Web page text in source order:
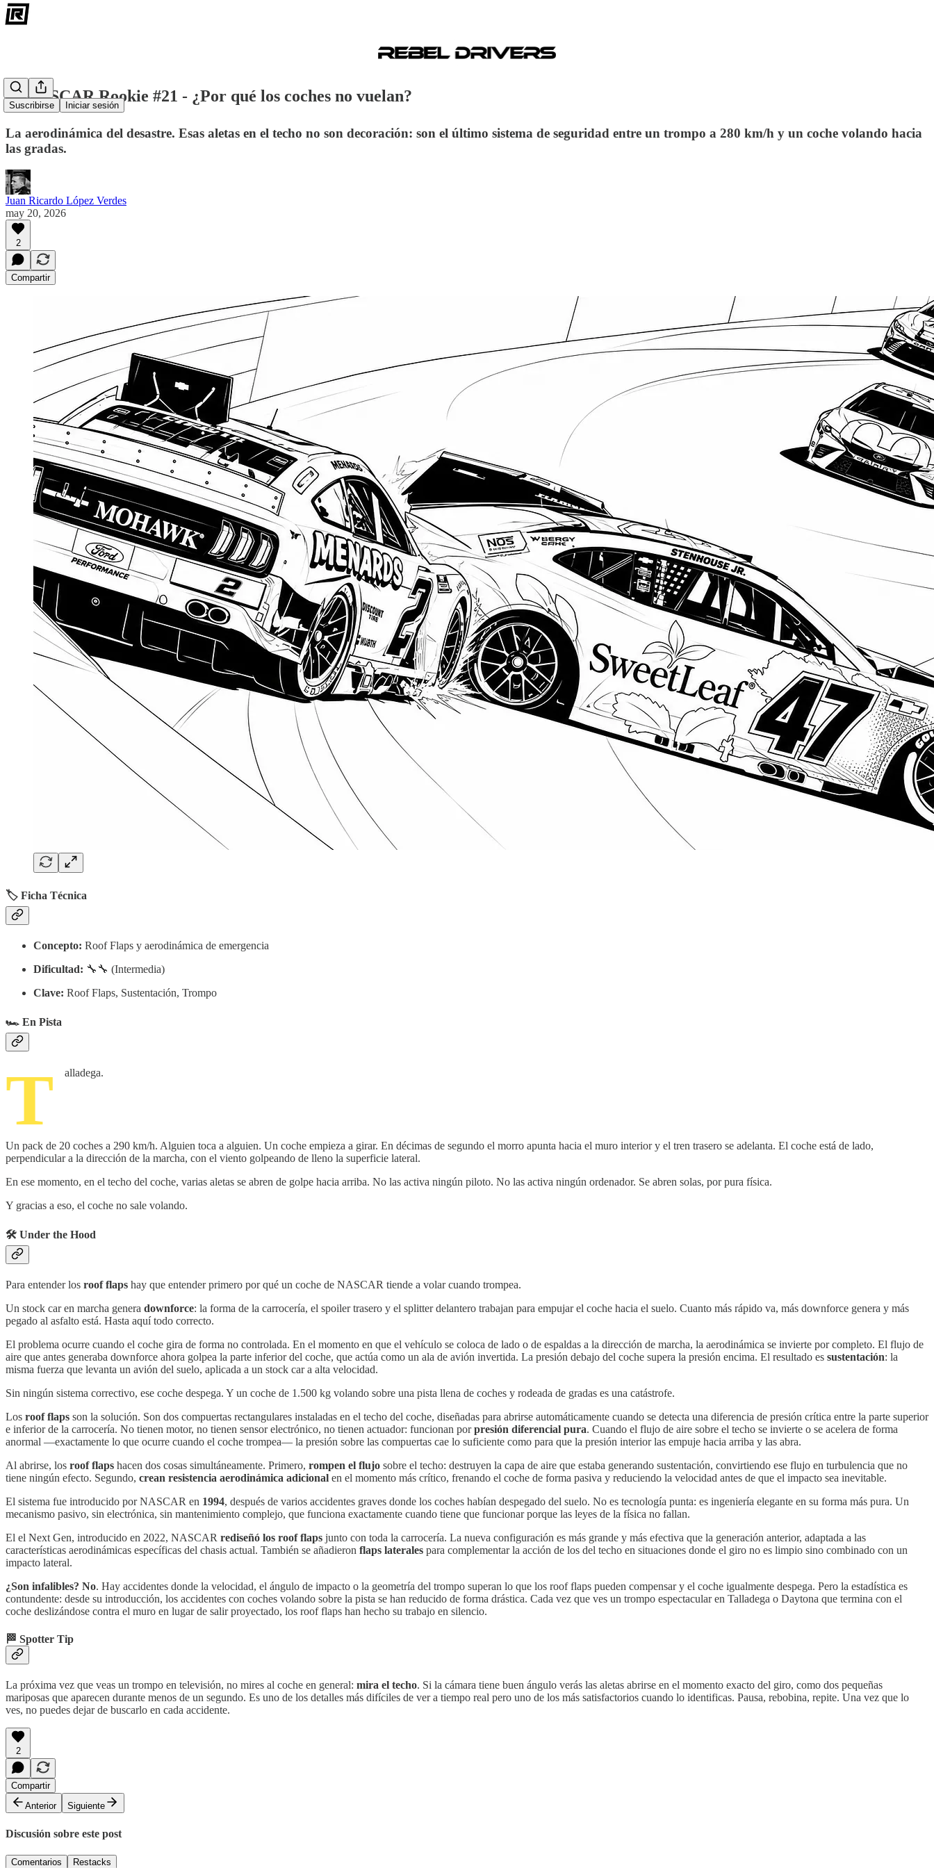
Suscribirse Iniciar sesión
🟡 NASCAR Rookie #21 - ¿Por qué los coches no vuelan?
La aerodinámica del desastre. Esas aletas en el techo no son decoración: son el último sistema de seguridad entre un trompo a 280 km/h y un coche volando hacia
las gradas.
Juan Ricardo López Verdes
may 20, 2026
2
Compartir
🏷️ Ficha Técnica
Concepto: Roof Flaps y aerodinámica de emergencia
Dificultad: 🔧🔧 (Intermedia)
Clave: Roof Flaps, Sustentación, Trompo
🏎️ En Pista
T alladega.
Un pack de 20 coches a 290 km/h. Alguien toca a alguien. Un coche empieza a girar. En décimas de segundo el morro apunta hacia el muro interior y el tren trasero se adelanta. El coche está de lado,
perpendicular a la dirección de la marcha, con el viento golpeando de lleno la superficie lateral.
En ese momento, en el techo del coche, varias aletas se abren de golpe hacia arriba. No las activa ningún piloto. No las activa ningún ordenador. Se abren solas, por pura física.
Y gracias a eso, el coche no sale volando.
🛠️ Under the Hood
Para entender los roof flaps hay que entender primero por qué un coche de NASCAR tiende a volar cuando trompea.
Un stock car en marcha genera downforce: la forma de la carrocería, el spoiler trasero y el splitter delantero trabajan para empujar el coche hacia el suelo. Cuanto más rápido va, más downforce genera y más
pegado al asfalto está. Hasta aquí todo correcto.
El problema ocurre cuando el coche gira de forma no controlada. En el momento en que el vehículo se coloca de lado o de espaldas a la dirección de marcha, la aerodinámica se invierte por completo. El flujo de
aire que antes generaba downforce ahora golpea la parte inferior del coche, que actúa como un ala de avión invertida. La presión debajo del coche supera la presión encima. El resultado es sustentación: la
misma fuerza que levanta un avión del suelo, aplicada a un stock car a alta velocidad.
Sin ningún sistema correctivo, ese coche despega. Y un coche de 1.500 kg volando sobre una pista llena de coches y rodeada de gradas es una catástrofe.
Los roof flaps son la solución. Son dos compuertas rectangulares instaladas en el techo del coche, diseñadas para abrirse automáticamente cuando se detecta una diferencia de presión crítica entre la parte superior
e inferior de la carrocería. No tienen motor, no tienen sensor electrónico, no tienen actuador: funcionan porpresión diferencial pura. Cuando el flujo de aire sobre el techo se invierte o se acelera de forma
anormal —exactamente lo que ocurre cuando el coche trompea— la presión sobre las compuertas cae lo suficiente como para que la presión interior las empuje hacia arriba y las abra.
Al abrirse, los roof flaps hacen dos cosas simultáneamente. Primero, rompen el flujo sobre el techo: destruyen la capa de aire que estaba generando sustentación, convirtiendo ese flujo en turbulencia que no
tiene ningún efecto. Segundo, crean resistencia aerodinámica adicional en el momento más crítico, frenando el coche de forma pasiva y reduciendo la velocidad antes de que el impacto sea inevitable.
El sistema fue introducido por NASCAR en 1994, después de varios accidentes graves donde los coches habían despegado del suelo. No es tecnología punta: es ingeniería elegante en su forma más pura. Un
mecanismo pasivo, sin electrónica, sin mantenimiento complejo, que funciona exactamente cuando tiene que funcionar porque las leyes de la física no fallan.
El el Next Gen, introducido en 2022, NASCAR rediseñó los roof flaps junto con toda la carrocería. La nueva configuración es más grande y más efectiva que la generación anterior, adaptada a las
características aerodinámicas específicas del chasis actual. También se añadieron flaps laterales para complementar la acción de los del techo en situaciones donde el giro no es limpio sino combinado con un
impacto lateral.
¿Son infalibles? No. Hay accidentes donde la velocidad, el ángulo de impacto o la geometría del trompo superan lo que los roof flaps pueden compensar y el coche igualmente despega. Pero la estadística es
contundente: desde su introducción, los accidentes con coches volando sobre la pista se han reducido de forma drástica. Cada vez que ves un trompo espectacular en Talladega o Daytona que termina con el
coche deslizándose contra el muro en lugar de salir proyectado, los roof flaps han hecho su trabajo en silencio.
🏁 Spotter Tip
La próxima vez que veas un trompo en televisión, no mires al coche en general: mira el techo. Si la cámara tiene buen ángulo verás las aletas abrirse en el momento exacto del giro, como dos pequeñas
mariposas que aparecen durante menos de un segundo. Es uno de los detalles más difíciles de ver a tiempo real pero uno de los más satisfactorios cuando lo identificas. Pausa, rebobina, repite. Una vez que lo
ves, no puedes dejar de buscarlo en cada accidente.
2
Compartir
Anterior
Siguiente
Discusión sobre este post
Comentarios Restacks